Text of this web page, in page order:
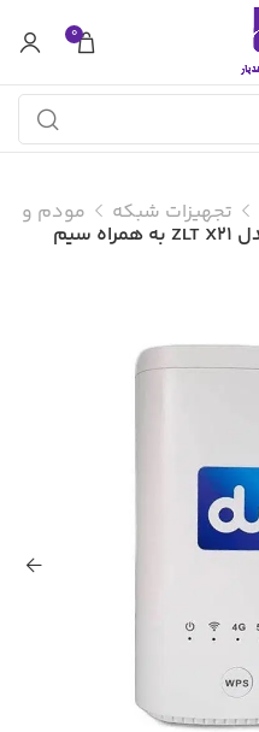
0
تجهیزات شبکه مودم و
مودم 4G/5G زد ال تی مدل ZLT X21 به همراه سیم